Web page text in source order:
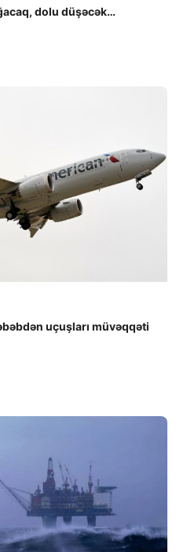
dolu düşəcək…
uçuşları müvəqqəti